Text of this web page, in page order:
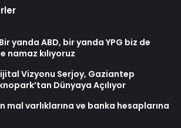
yanda ABD, bir yanda YPG biz de
namaz kılıyoruz
Vizyonu Serjoy, Gaziantep
Dünyaya Açılıyor
mal varlıklarına ve banka hesaplarına